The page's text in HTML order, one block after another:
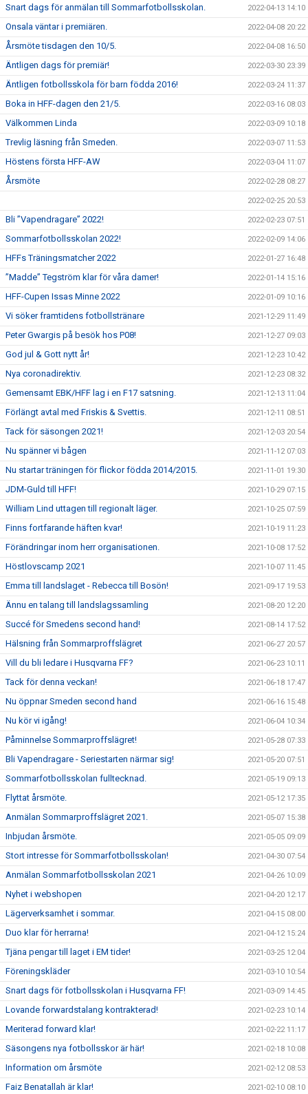
Snart dags för anmälan till Sommarfotbollsskolan. 2022-04-13 14:10
Onsala väntar i premiären. 2022-04-08 20:22
Årsmöte tisdagen den 10/5. 2022-04-08 16:50
Äntligen dags för premiär! 2022-03-30 23:39
Äntligen fotbollsskola för barn födda 2016! 2022-03-24 11:37
Boka in HFF-dagen den 21/5. 2022-03-16 08:03
Välkommen Linda 2022-03-09 10:18
Trevlig läsning från Smeden. 2022-03-07 11:53
Höstens första HFF-AW 2022-03-04 11:07
Årsmöte 2022-02-28 08:27
2022-02-25 20:53
Bli ”Vapendragare” 2022! 2022-02-23 07:51
Sommarfotbollsskolan 2022! 2022-02-09 14:06
HFFs Träningsmatcher 2022 2022-01-27 16:48
”Madde” Tegström klar för våra damer! 2022-01-14 15:16
HFF-Cupen Issas Minne 2022 2022-01-09 10:16
Vi söker framtidens fotbollstränare 2021-12-29 11:49
Peter Gwargis på besök hos P08! 2021-12-27 09:03
God jul & Gott nytt år! 2021-12-23 10:42
Nya coronadirektiv. 2021-12-23 08:32
Gemensamt EBK/HFF lag i en F17 satsning. 2021-12-13 11:04
Förlängt avtal med Friskis & Svettis. 2021-12-11 08:51
Tack för säsongen 2021! 2021-12-03 20:54
Nu spänner vi bågen 2021-11-12 07:03
Nu startar träningen för flickor födda 2014/2015. 2021-11-01 19:30
JDM-Guld till HFF! 2021-10-29 07:15
William Lind uttagen till regionalt läger. 2021-10-25 07:59
Finns fortfarande häften kvar! 2021-10-19 11:23
Förändringar inom herr organisationen. 2021-10-08 17:52
Höstlovscamp 2021 2021-10-07 11:45
Emma till landslaget - Rebecca till Bosön! 2021-09-17 19:53
Ännu en talang till landslagssamling 2021-08-20 12:20
Succé för Smedens second hand! 2021-08-14 17:52
Hälsning från Sommarproffslägret 2021-06-27 20:57
Vill du bli ledare i Husqvarna FF? 2021-06-23 10:11
Tack för denna veckan! 2021-06-18 17:47
Nu öppnar Smeden second hand 2021-06-16 15:48
Nu kör vi igång! 2021-06-04 10:34
Påminnelse Sommarproffslägret! 2021-05-28 07:33
Bli Vapendragare - Seriestarten närmar sig! 2021-05-20 07:51
Sommarfotbollsskolan fulltecknad. 2021-05-19 09:13
Flyttat årsmöte. 2021-05-12 17:35
Anmälan Sommarproffslägret 2021. 2021-05-07 15:38
Inbjudan årsmöte. 2021-05-05 09:09
Stort intresse för Sommarfotbollsskolan! 2021-04-30 07:54
Anmälan Sommarfotbollsskolan 2021 2021-04-26 10:09
Nyhet i webshopen 2021-04-20 12:17
Lägerverksamhet i sommar. 2021-04-15 08:00
Duo klar för herrarna! 2021-04-12 15:24
Tjäna pengar till laget i EM tider! 2021-03-25 12:04
Föreningskläder 2021-03-10 10:54
Snart dags för fotbollsskolan i Husqvarna FF! 2021-03-09 14:45
Lovande forwardstalang kontrakterad! 2021-02-23 10:14
Meriterad forward klar! 2021-02-22 11:17
Säsongens nya fotbollsskor är här! 2021-02-18 10:08
Information om årsmöte 2021-02-12 08:53
Faiz Benatallah är klar! 2021-02-10 08:10